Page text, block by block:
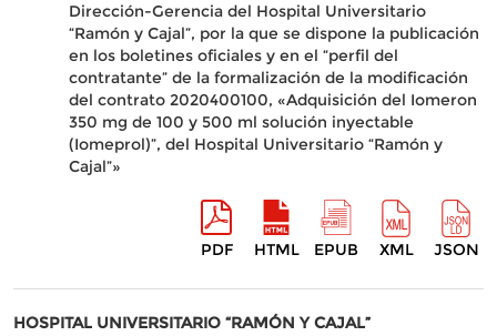
Dirección-Gerencia del Hospital Universitario
“Ramón y Cajal”, por la que se dispone la publicación
en los boletines oficiales y en el “perfil del
contratante” de la formalización de la modificación
del contrato 2020400100, «Adquisición del Iomeron
350 mg de 100 y 500 ml solución inyectable
(Iomeprol)”, del Hospital Universitario “Ramón y
Cajal”»
PDF HTML EPUB XML JSON
HOSPITAL UNIVERSITARIO “RAMÓN Y CAJAL”